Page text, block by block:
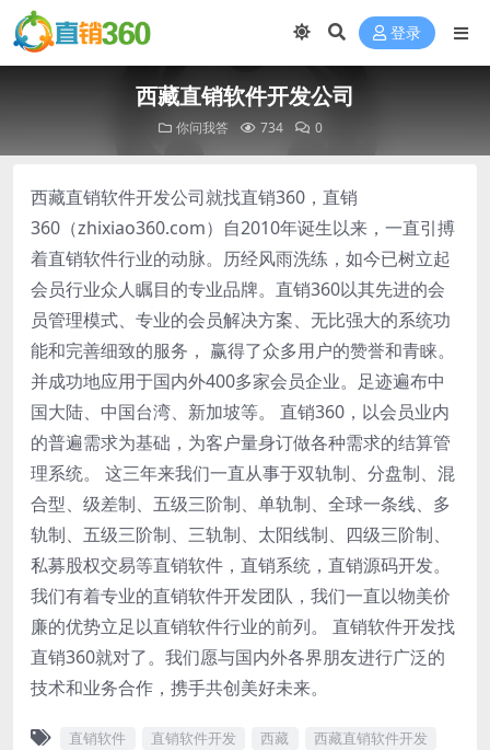
登录
西藏直销软件开发公司
你问我答 734 0
西藏直销软件开发公司就找直销360，直销
360（zhixiao360.com）自2010年诞生以来，一直引搏
着直销软件行业的动脉。历经风雨洗练，如今已树立起
会员行业众人瞩目的专业品牌。直销360以其先进的会
员管理模式、专业的会员解决方案、无比强大的系统功
能和完善细致的服务， 赢得了众多用户的赞誉和青睐。
并成功地应用于国内外400多家会员企业。足迹遍布中
国大陆、中国台湾、新加坡等。 直销360，以会员业内
的普遍需求为基础，为客户量身订做各种需求的结算管
理系统。 这三年来我们一直从事于双轨制、分盘制、混
合型、级差制、五级三阶制、单轨制、全球一条线、多
轨制、五级三阶制、三轨制、太阳线制、四级三阶制、
私募股权交易等直销软件，直销系统，直销源码开发。
我们有着专业的直销软件开发团队，我们一直以物美价
廉的优势立足以直销软件行业的前列。 直销软件开发找
直销360就对了。我们愿与国内外各界朋友进行广泛的
技术和业务合作，携手共创美好未来。
直销软件 直销软件开发 西藏 西藏直销软件开发